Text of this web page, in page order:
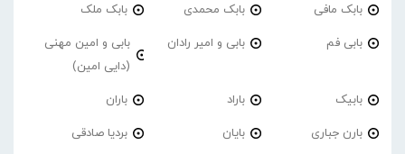
بابک مافی بابک محمدی بابک ملک
بابی فم بابی و امیر رادان
بابی و امین مهنی
(دایی امین)
بابیک باراد باران
بارن جباری بایان بردیا صادقی